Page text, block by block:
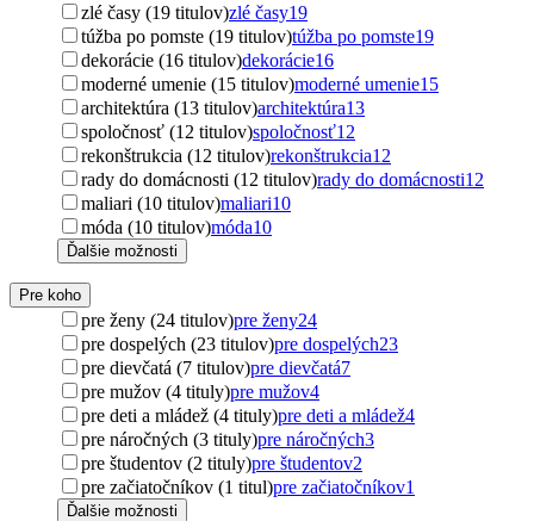
zlé časy (19 titulov)zlé časy19
túžba po pomste (19 titulov)túžba po pomste19
dekorácie (16 titulov)dekorácie16
moderné umenie (15 titulov)moderné umenie15
architektúra (13 titulov)architektúra13
spoločnosť (12 titulov)spoločnosť12
rekonštrukcia (12 titulov)rekonštrukcia12
rady do domácnosti (12 titulov)rady do domácnosti12
maliari (10 titulov)maliari10
móda (10 titulov)móda10
Ďalšie možnosti
Pre koho
pre ženy (24 titulov)pre ženy24
pre dospelých (23 titulov)pre dospelých23
pre dievčatá (7 titulov)pre dievčatá7
pre mužov (4 tituly)pre mužov4
pre deti a mládež (4 tituly)pre deti a mládež4
pre náročných (3 tituly)pre náročných3
pre študentov (2 tituly)pre študentov2
pre začiatočníkov (1 titul)pre začiatočníkov1
Ďalšie možnosti